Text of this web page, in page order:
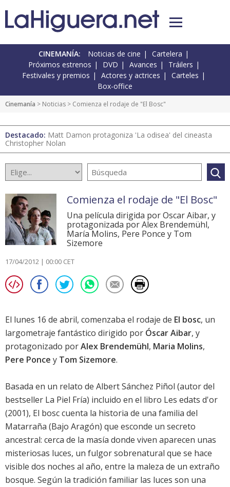
CINEMANÍA: Noticias de cine
Cartelera
Próximos estrenos
DVD Avances
Tráilers
Festivales y premios
Actores y actrices
Carteles
Box-office
Cinemanía > Noticias > Comienza el rodaje de "El Bosc"
Destacado: Matt Damon protagoniza 'La odisea' del cineasta
Christopher Nolan
Comienza el rodaje de "El Bosc"
Una película dirigida por Oscar Aibar, y
protagonizada por Alex Brendemühl,
María Molins, Pere Ponce y Tom
Sizemore
17/04/2012 | 00:00 CET
El lunes 16 de abril, comenzaba el rodaje de El bosc, un
largometraje fantástico dirigido por Óscar Aibar, y
protagonizado porAlex Brendemühl, Maria Molins,
Pere Ponce y Tom Sizemore.
Basada en un relato de Albert Sánchez Piñol (autor del
bestseller La Piel Fría) incluido en el libro Les edats d'or
(2001), El bosccuenta la historia de una familia del
Matarraña (Bajo Aragón) que esconde un secreto
ancestral: cerca de la masía donde viven aparecen unas
misteriosas luces, un fulgor sobrenatural que se hace
visible dos noches al año, entre la maleza de un extraño
bosque. Según la tradición familiar las luces son una